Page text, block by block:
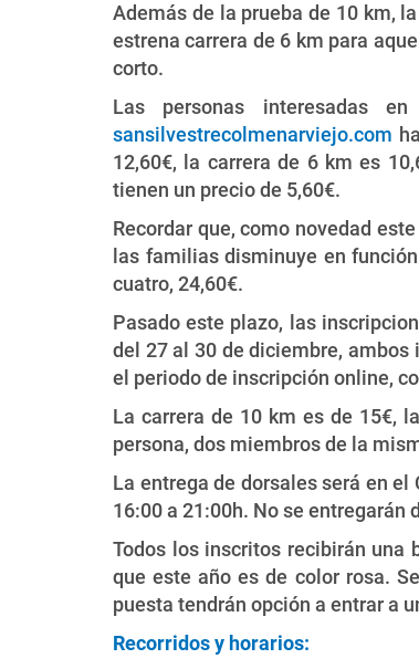
Además de la prueba de 10 km,
estrena carrera de 6 km para
corto.
Las personas interesadas
sansilvestrecolmenarviejo.com
12,60€, la carrera de 6 km es
tienen un precio de 5,60€.
Recordar que, como novedad
las familias disminuye en
cuatro, 24,60€.
Pasado este plazo, las
del 27 al 30 de diciembre, ambos
el periodo de inscripción online,
La carrera de 10 km es de 15€,
persona, dos miembros de la
La entrega de dorsales será en
16:00 a 21:00h. No se entregarán
Todos los inscritos recibirán una
que este año es de color rosa.
puesta tendrán opción a entrar a
Recorridos y horarios: